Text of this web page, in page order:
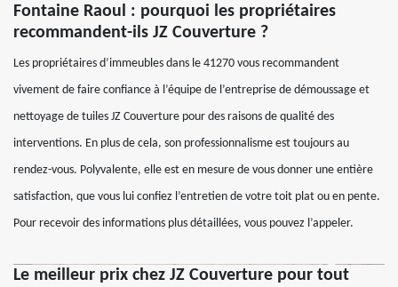
Fontaine Raoul : pourquoi les propriétaires
recommandent-ils JZ Couverture ?
Les propriétaires d’immeubles dans le 41270 vous recommandent
vivement de faire confiance à l’équipe de l’entreprise de démoussage et
nettoyage de tuiles JZ Couverture pour des raisons de qualité des
interventions. En plus de cela, son professionnalisme est toujours au
rendez-vous. Polyvalente, elle est en mesure de vous donner une entière
satisfaction, que vous lui confiez l’entretien de votre toit plat ou en pente.
Pour recevoir des informations plus détaillées, vous pouvez l’appeler.
Le meilleur prix chez JZ Couverture pour tout